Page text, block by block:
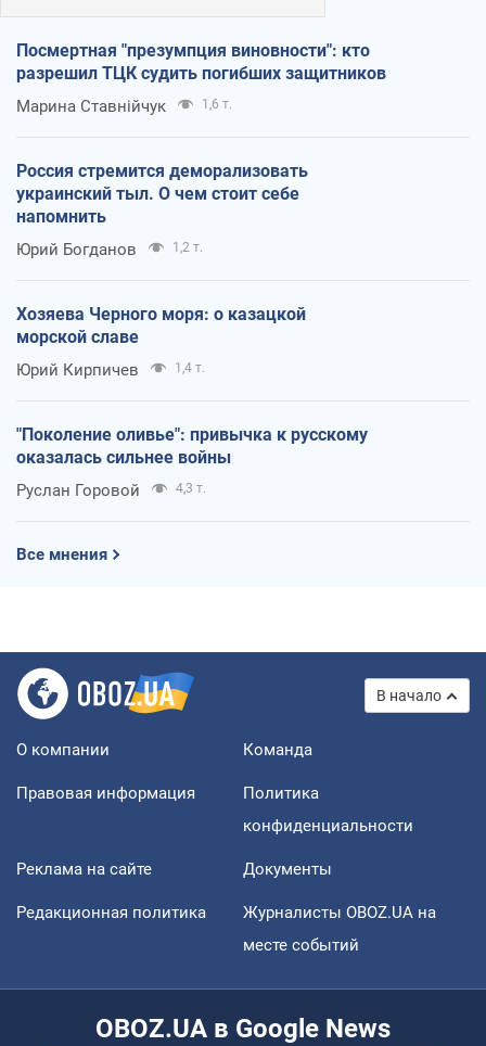
Посмертная "презумпция виновности": кто
разрешил ТЦК судить погибших защитников
Марина Ставнійчук 1,6 т.
Россия стремится деморализовать
украинский тыл. О чем стоит себе
напомнить
Юрий Богданов 1,2 т.
Хозяева Черного моря: о казацкой
морской славе
Юрий Кирпичев 1,4 т.
"Поколение оливье": привычка к русскому
оказалась сильнее войны
Руслан Горовой 4,3 т.
Все мнения
В начало
О компании Команда
Правовая информация
Политика
конфиденциальности
Реклама на сайте Документы
Редакционная политика
Журналисты OBOZ.UA на
месте событий
OBOZ.UA в Google News